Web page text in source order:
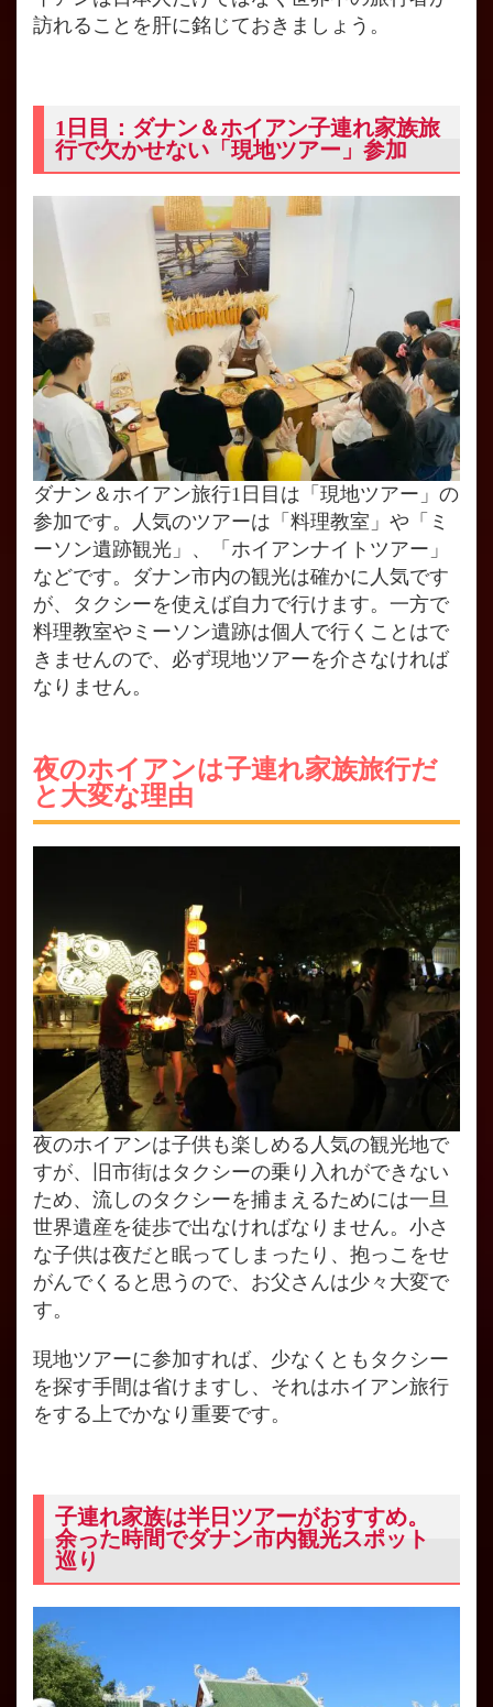
訪れることを肝に銘じておきましょう。
1日目：ダナン＆ホイアン子連れ家族旅
行で欠かせない「現地ツアー」参加
ダナン＆ホイアン旅行1日目は「現地ツアー」の
参加です。人気のツアーは「料理教室」や「ミ
ーソン遺跡観光」、「ホイアンナイトツアー」
などです。ダナン市内の観光は確かに人気です
が、タクシーを使えば自力で行けます。一方で
料理教室やミーソン遺跡は個人で行くことはで
きませんので、必ず現地ツアーを介さなければ
なりません。
夜のホイアンは子連れ家族旅行だ
と大変な理由
夜のホイアンは子供も楽しめる人気の観光地で
すが、旧市街はタクシーの乗り入れができない
ため、流しのタクシーを捕まえるためには一旦
世界遺産を徒歩で出なければなりません。小さ
な子供は夜だと眠ってしまったり、抱っこをせ
がんでくると思うので、お父さんは少々大変で
す。
現地ツアーに参加すれば、少なくともタクシー
を探す手間は省けますし、それはホイアン旅行
をする上でかなり重要です。
子連れ家族は半日ツアーがおすすめ。
余った時間でダナン市内観光スポット
巡り